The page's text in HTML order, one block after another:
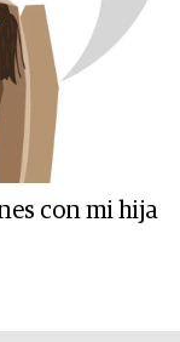
con mi hija